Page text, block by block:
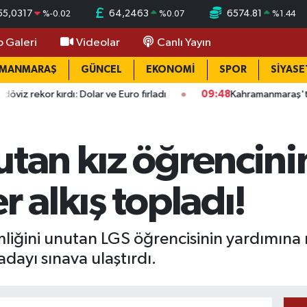
%-0.02 64,2463 %0.07 6574.81 %1.44
Galeri Videolar Canlı Yayın
GÜNCEL EKONOMİ SPOR
ve Euro fırladı 09:48Kahramanmaraş'ta okullarda yeni
kız
alkış topladı!
unutan LGS öğrencisinin
sınava ulaştırdı.